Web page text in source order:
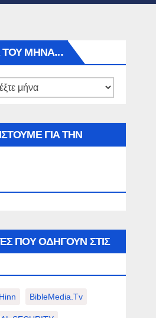
ΤΟΥ ΜΉΝΑ…
ΓΙΑ ΤΗΝ
ΠΟΥ ΟΔΗΓΟΎΝ ΣΤΙΣ
BibleMedia.tv